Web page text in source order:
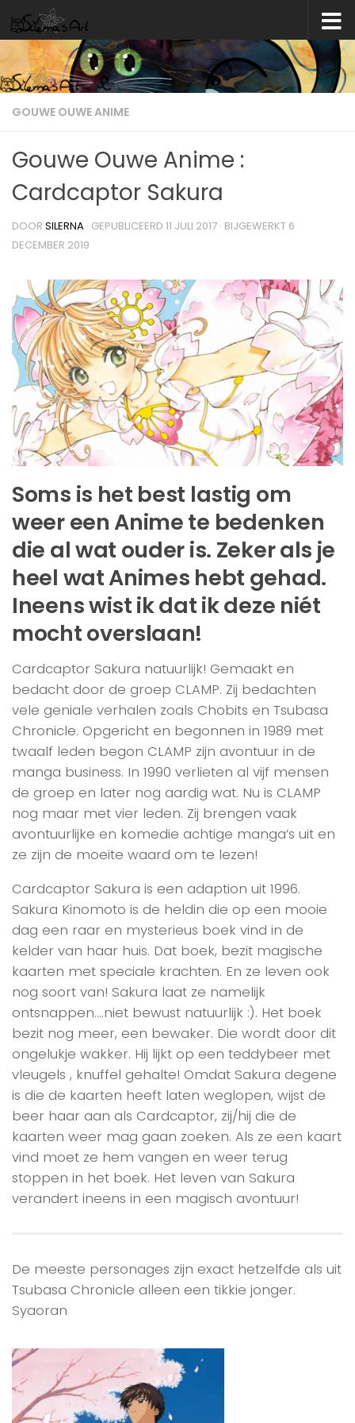
Skip to content
GOUWE OUWE ANIME
Gouwe Ouwe Anime :
Cardcaptor Sakura
DOOR SILERNA · GEPUBLICEERD 11 JULI 2017 · BIJGEWERKT 6
DECEMBER 2019
Soms is het best lastig om
weer een Anime te bedenken
die al wat ouder is. Zeker als je
heel wat Animes hebt gehad.
Ineens wist ik dat ik deze niét
mocht overslaan!
Cardcaptor Sakura natuurlijk! Gemaakt en
bedacht door de groep CLAMP. Zij bedachten
vele geniale verhalen zoals Chobits en Tsubasa
Chronicle. Opgericht en begonnen in 1989 met
twaalf leden begon CLAMP zijn avontuur in de
manga business. In 1990 verlieten al vijf mensen
de groep en later nog aardig wat. Nu is CLAMP
nog maar met vier leden. Zij brengen vaak
avontuurlijke en komedie achtige manga’s uit en
ze zijn de moeite waard om te lezen!
Cardcaptor Sakura is een adaption uit 1996.
Sakura Kinomoto is de heldin die op een mooie
dag een raar en mysterieus boek vind in de
kelder van haar huis. Dat boek, bezit magische
kaarten met speciale krachten. En ze leven ook
nog soort van! Sakura laat ze namelijk
ontsnappen….niet bewust natuurlijk :). Het boek
bezit nog meer, een bewaker. Die wordt door dit
ongelukje wakker. Hij lijkt op een teddybeer met
vleugels , knuffel gehalte! Omdat Sakura degene
is die de kaarten heeft laten weglopen, wijst de
beer haar aan als Cardcaptor, zij/hij die de
kaarten weer mag gaan zoeken. Als ze een kaart
vind moet ze hem vangen en weer terug
stoppen in het boek. Het leven van Sakura
verandert ineens in een magisch avontuur!
De meeste personages zijn exact hetzelfde als uit
Tsubasa Chronicle alleen een tikkie jonger.
Syaoran